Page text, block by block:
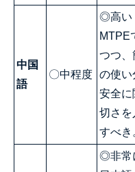
中国
語
〇中程度
◎高い
MTPE
つつ、
の使い
安全に
切さを
すべき
◎非常